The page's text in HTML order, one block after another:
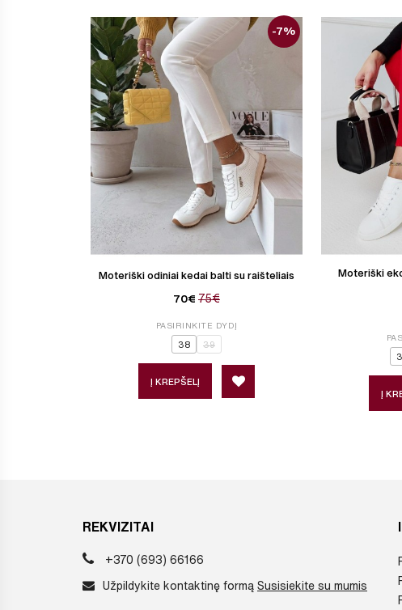
Moteriški odiniai kedai balti su raišteliais
70€ 75€
-7%
PASIRINKITE DYDĮ
38 39
Į KREPŠELĮ
Moteriški
Į
REKVIZITAI
+370 (693) 66166
Užpildykite kontaktinę formą Susisiekite su mumis